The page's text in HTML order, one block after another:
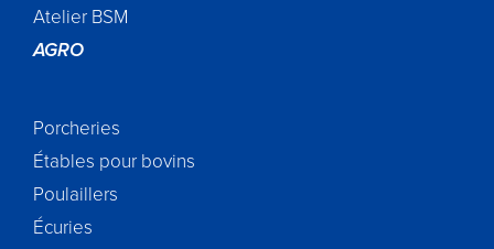
Atelier BSM
AGRO
Porcheries
Étables pour bovins
Poulaillers
Écuries